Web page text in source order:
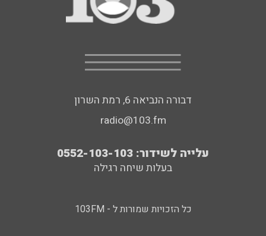
דבורה הנביאה 6, רמת השרון
radio@103.fm
עלייה לשידור: 0552-103-103
בעלות שיחה רגילה
כל הזכויות שמורות ל - 103FM